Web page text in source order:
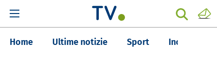
Home Ultime notizie Sport Inchieste